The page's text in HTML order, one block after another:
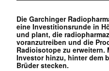
Die Garchinger
eine Investitionsrunde in
und plant, die
voranzutreiben und die
Radioisotope zu erweitern.
Investor hinzu, hinter dem
Brüder stecken.